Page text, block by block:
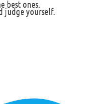
best ones.
judge yourself.